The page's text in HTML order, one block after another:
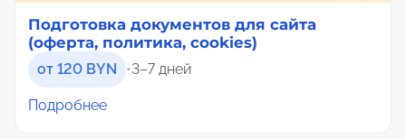
Подготовка документов для сайта
(оферта, политика, cookies)
от 120 BYN •3–7 дней
Подробнее